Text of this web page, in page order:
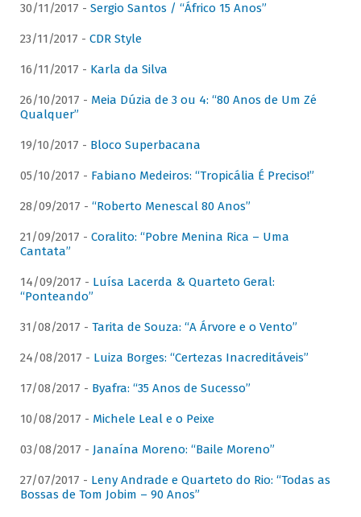
30/11/2017 - Sergio Santos / “Áfrico 15 Anos”
23/11/2017 - CDR Style
16/11/2017 - Karla da Silva
26/10/2017 - Meia Dúzia de 3 ou 4: “80 Anos de Um Zé
Qualquer”
19/10/2017 - Bloco Superbacana
05/10/2017 - Fabiano Medeiros: “Tropicália É Preciso!”
28/09/2017 - “Roberto Menescal 80 Anos”
21/09/2017 - Coralito: “Pobre Menina Rica – Uma
Cantata”
14/09/2017 - Luísa Lacerda & Quarteto Geral:
“Ponteando”
31/08/2017 - Tarita de Souza: “A Árvore e o Vento”
24/08/2017 - Luiza Borges: “Certezas Inacreditáveis”
17/08/2017 - Byafra: “35 Anos de Sucesso”
10/08/2017 - Michele Leal e o Peixe
03/08/2017 - Janaína Moreno: “Baile Moreno”
27/07/2017 - Leny Andrade e Quarteto do Rio: “Todas as
Bossas de Tom Jobim – 90 Anos”